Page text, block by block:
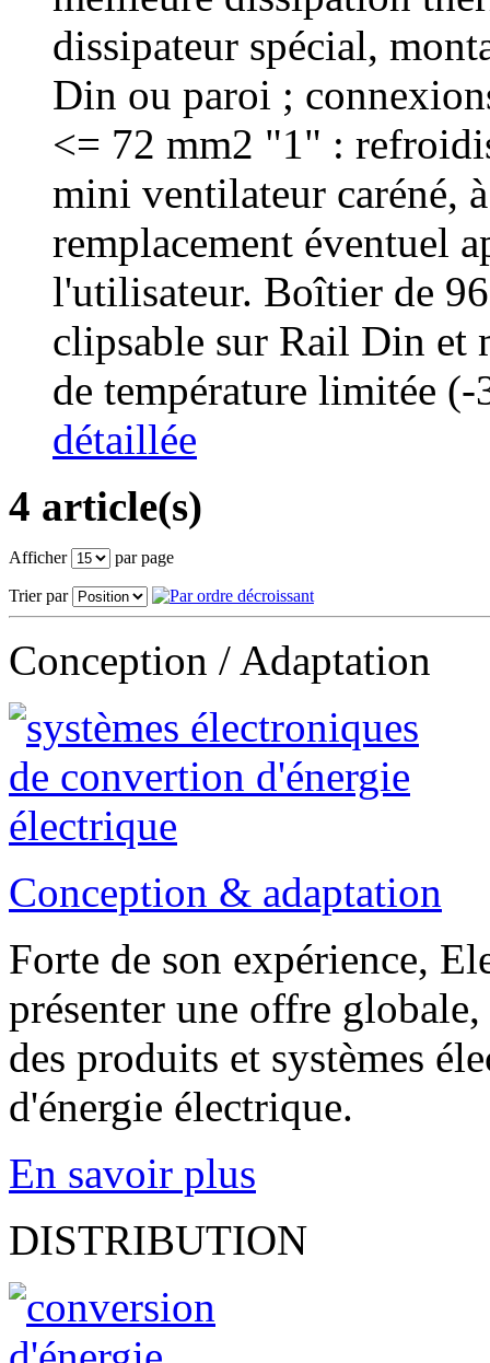
dissipateur spécial,
Din ou paroi ;
<= 72 mm2 "1" :
mini ventilateur caréné,
remplacement éventuel
l'utilisateur. Boîtier de
clipsable sur Rail Din et
de température limitée
détaillée
4 article(s)
Afficher par page
Trier par
Conception / Adaptation
Conception & adaptation
Forte de son expérience,
présenter une offre
des produits et systèmes
d'énergie électrique.
En savoir plus
DISTRIBUTION